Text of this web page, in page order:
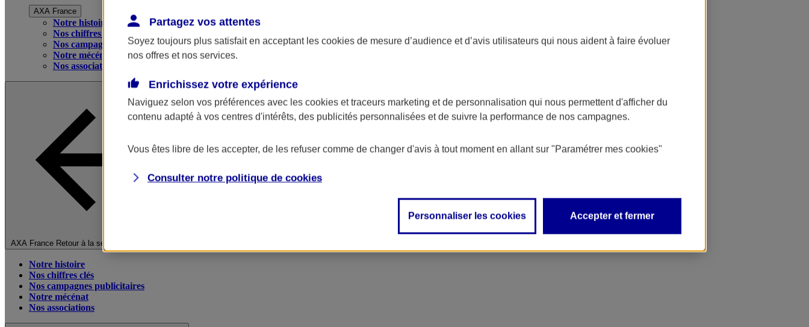
AXA France
Notre histoire
Nos chiffres clés
Nos campagnes publicitaires
Notre mécénat
Nos associations
AXA France Retour à la section précédente
Notre histoire
Nos chiffres clés
Nos campagnes publicitaires
Notre mécénat
Nos associations
Partagez vos attentes
Soyez toujours plus satisfait en acceptant les cookies de mesure d’audience et d’avis utilisateurs qui nous aident à faire évoluer
nos offres et nos services.
Enrichissez votre expérience
Naviguez selon vos préférences avec les cookies et traceurs marketing et de personnalisation qui nous permettent d'afficher du
contenu adapté à vos centres d'intérêts, des publicités personnalisées et de suivre la performance de nos campagnes.
Vous êtes libre de les accepter, de les refuser comme de changer d'avis à tout moment en allant sur "Paramétrer mes cookies"
Consulter notre politique de cookies
Personnaliser les cookies Accepter et fermer